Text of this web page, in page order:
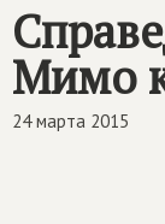
Мимо
24 марта 2015